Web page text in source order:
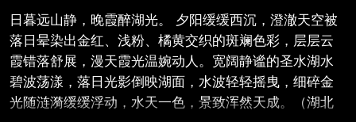
日暮远山静，晚霞醉湖光。 夕阳缓缓西沉，澄澈天空被
落日晕染出金红、浅粉、橘黄交织的斑斓色彩，层层云
霞错落舒展，漫天霞光温婉动人。宽阔静谧的圣水湖水
碧波荡漾，落日光影倒映湖面，水波轻轻摇曳，细碎金
光随涟漪缓缓浮动，水天一色，景致浑然天成。（湖北